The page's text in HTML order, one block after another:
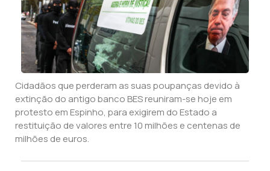
Cidadãos que perderam as suas poupanças devido à
extinção do antigo banco BES reuniram-se hoje em
protesto em Espinho, para exigirem do Estado a
restituição de valores entre 10 milhões e centenas de
milhões de euros.